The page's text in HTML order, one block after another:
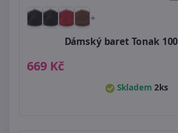
+
Dámský baret Tonak
669 Kč
Skladem 2ks